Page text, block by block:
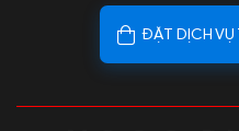
ĐẶT DỊCH VỤ